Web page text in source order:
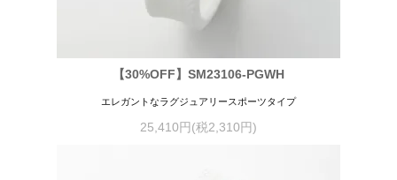
【30%OFF】SM23106-PGWH
エレガントなラグジュアリースポーツタイプ
25,410円(税2,310円)